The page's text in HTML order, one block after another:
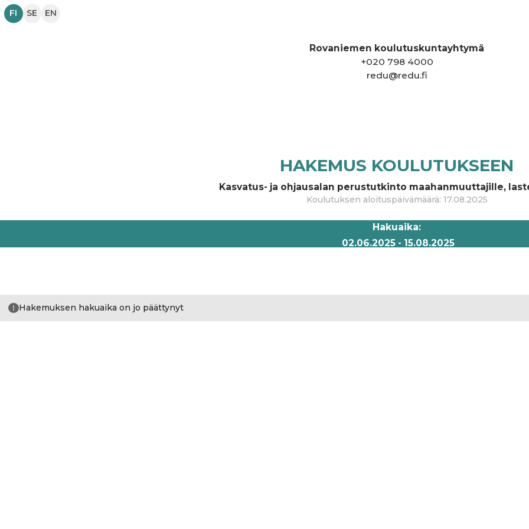
FI SE EN
HAKEMUS KOULUTUKSEEN
Kasvatus- ja ohjausalan perustutkinto maahanmuuttajille,
Koulutuksen aloituspäivämäärä: 17.08.2025
Rovaniemen koulutuskuntayhtymä
+020 798 4000
redu@redu.fi
Hakuaika:
02.06.2025- 15.08.2025
Hakemuksen hakuaika on jo päättynyt